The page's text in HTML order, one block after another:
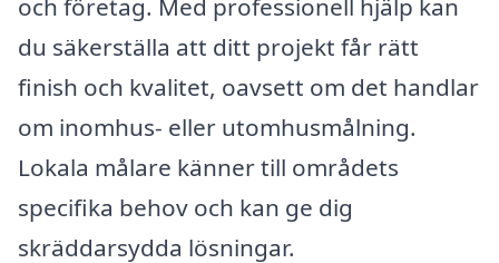
och företag. Med professionell hjälp kan
du säkerställa att ditt projekt får rätt
finish och kvalitet, oavsett om det handlar
om inomhus- eller utomhusmålning.
Lokala målare känner till områdets
specifika behov och kan ge dig
skräddarsydda lösningar.